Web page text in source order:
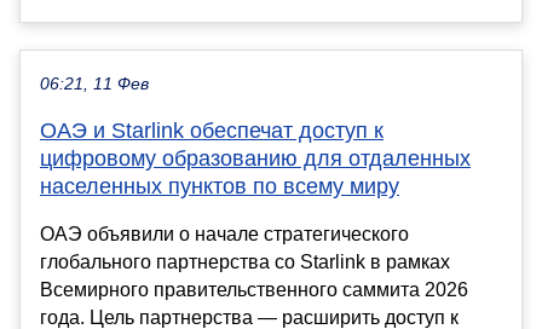
06:21, 11 Фев
ОАЭ и Starlink обеспечат доступ к
цифровому образованию для отдаленных
населенных пунктов по всему миру
ОАЭ объявили о начале стратегического
глобального партнерства со Starlink в рамках
Всемирного правительственного саммита 2026
года. Цель партнерства — расширить доступ к